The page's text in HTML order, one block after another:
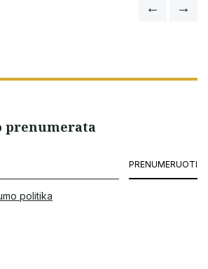
prenumerata
PRENUMERUOTI
politika